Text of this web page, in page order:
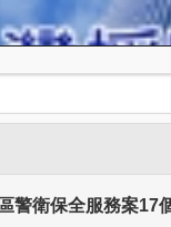
警衛保全服務案17